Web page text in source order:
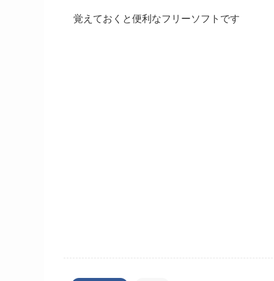
覚えておくと便利なフリーソフトです